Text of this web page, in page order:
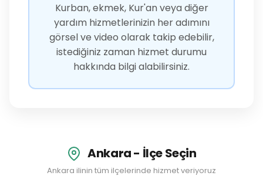
Kurban, ekmek, Kur'an veya diğer
yardım hizmetlerinizin her adımını
görsel ve video olarak takip edebilir,
istediğiniz zaman hizmet durumu
hakkında bilgi alabilirsiniz.
Ankara - İlçe Seçin
Ankara ilinin tüm ilçelerinde hizmet veriyoruz